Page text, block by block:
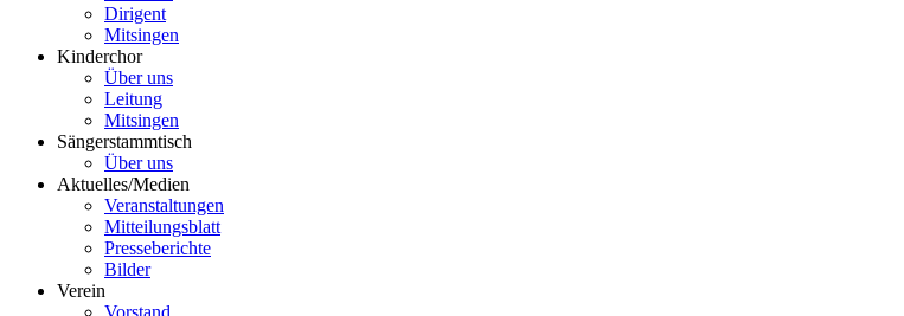
Dirigent
Mitsingen
Kinderchor
Über uns
Leitung
Mitsingen
Sängerstammtisch
Über uns
Aktuelles/Medien
Veranstaltungen
Mitteilungsblatt
Presseberichte
Bilder
Verein
Vorstand